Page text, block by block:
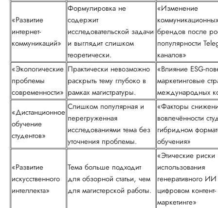
«Развитие
интернет-
коммуникаций»
Формулировка не
содержит
исследовательской задачи
и выглядит слишком
теоретически.
«Изменение
брендов после
популярности
каналов»
«Экологические
проблемы
современности»
Практически невозможно
раскрыть тему глубоко в
рамках магистратуры.
«Влияние ESG-
маркетинговые
международных
«Дистанционное
обучение
студентов»
Слишком популярная и
перегруженная
исследованиями тема без
уточнения проблемы.
«Факторы
вовлечённости
гибридном
обучения»
«Развитие
искусственного
интеллекта»
Тема больше подходит
для обзорной статьи, чем
для магистерской работы.
«Этические риски
использования
генеративного
цифровом контент-
маркетинге»